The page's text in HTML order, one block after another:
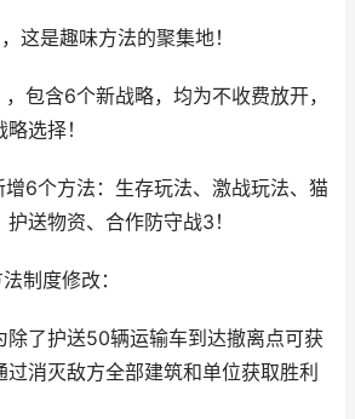
这是趣味方法的聚集地！
包含6个新战略，均为不收费放开，
选择！
6个方法：生存玩法、激战玩法、猫
送物资、合作防守战3！
制度修改：
除了护送50辆运输车到达撤离点可获
消灭敌方全部建筑和单位获取胜利